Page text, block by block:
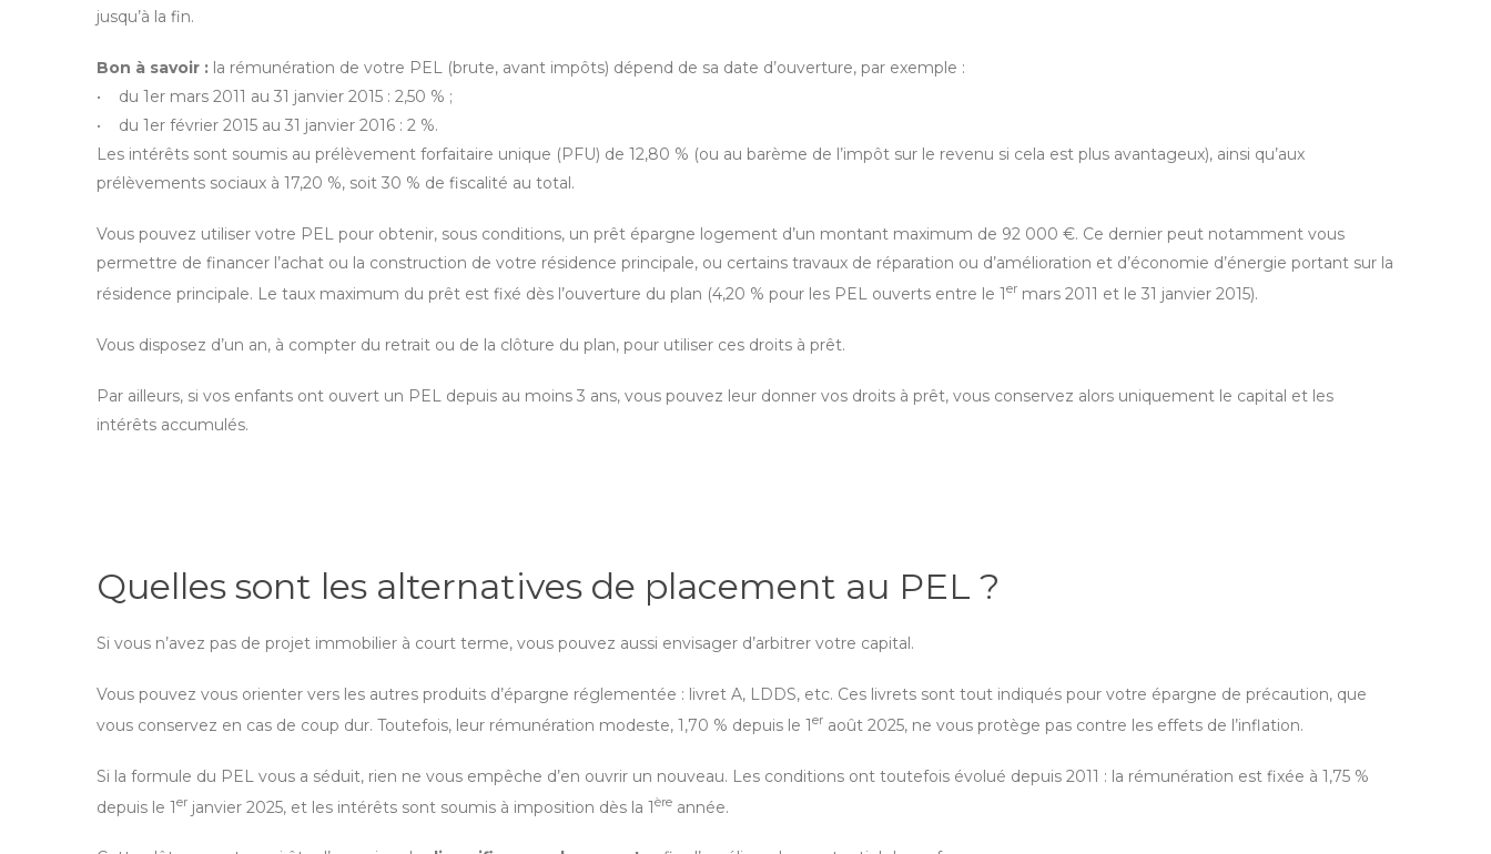
jusqu’à la fin.
Bon à savoir : la rémunération de votre PEL (brute, avant impôts) dépend de sa date d’ouverture, par exemple :
• du 1er mars 2011 au 31 janvier 2015 : 2,50 % ;
• du 1er février 2015 au 31 janvier 2016 : 2 %.
Les intérêts sont soumis au prélèvement forfaitaire unique (PFU) de 12,80 % (ou au barème de l’impôt sur le revenu si cela est plus avantageux), ainsi qu’aux
prélèvements sociaux à 17,20 %, soit 30 % de fiscalité au total.
Vous pouvez utiliser votre PEL pour obtenir, sous conditions, un prêt épargne logement d’un montant maximum de 92 000 €. Ce dernier peut notamment vous
permettre de financer l’achat ou la construction de votre résidence principale, ou certains travaux de réparation ou d’amélioration et d’économie d’énergie portant sur la
résidence principale. Le taux maximum du prêt est fixé dès l’ouverture du plan (4,20 % pour les PEL ouverts entre le 1er mars 2011 et le 31 janvier 2015).
Vous disposez d’un an, à compter du retrait ou de la clôture du plan, pour utiliser ces droits à prêt.
Par ailleurs, si vos enfants ont ouvert un PEL depuis au moins 3 ans, vous pouvez leur donner vos droits à prêt, vous conservez alors uniquement le capital et les
intérêts accumulés.
Quelles sont les alternatives de placement au PEL ?
Si vous n’avez pas de projet immobilier à court terme, vous pouvez aussi envisager d’arbitrer votre capital.
Vous pouvez vous orienter vers les autres produits d’épargne réglementée : livret A, LDDS, etc. Ces livrets sont tout indiqués pour votre épargne de précaution, que
vous conservez en cas de coup dur. Toutefois, leur rémunération modeste, 1,70 % depuis le 1er août 2025, ne vous protège pas contre les effets de l’inflation.
Si la formule du PEL vous a séduit, rien ne vous empêche d’en ouvrir un nouveau. Les conditions ont toutefois évolué depuis 2011 : la rémunération est fixée à 1,75 %
depuis le 1er janvier 2025, et les intérêts sont soumis à imposition dès la 1ère année.